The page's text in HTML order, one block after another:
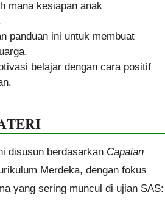
mana kesiapan anak
panduan ini untuk membuat
belajar dengan cara positif
disusun berdasarkan Capaian
Merdeka, dengan fokus
yang sering muncul di ujian SAS: